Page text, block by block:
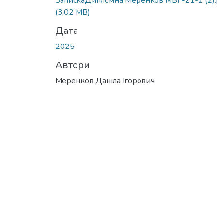
(3,02 MB)
Дата
2025
Автори
Меренков Даніла Ігорович